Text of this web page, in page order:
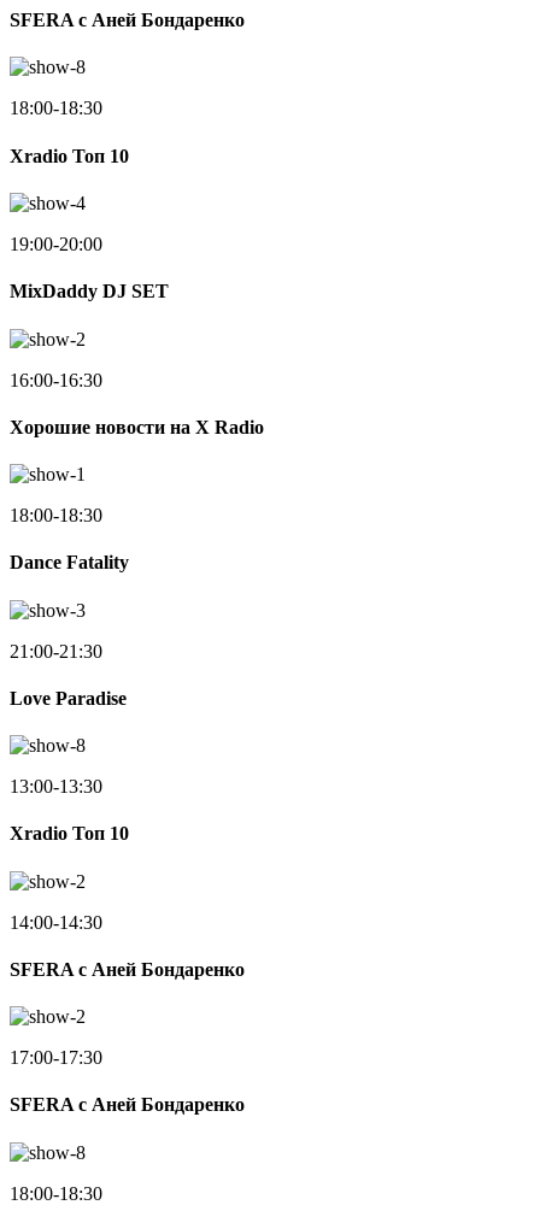
SFERA с Аней Бондаренко
18:00-18:30
Xradio Топ 10
19:00-20:00
MixDaddy DJ SET
16:00-16:30
Хорошие новости на X Radio
18:00-18:30
Dance Fatality
21:00-21:30
Love Paradise
13:00-13:30
Xradio Топ 10
14:00-14:30
SFERA с Аней Бондаренко
17:00-17:30
SFERA с Аней Бондаренко
18:00-18:30